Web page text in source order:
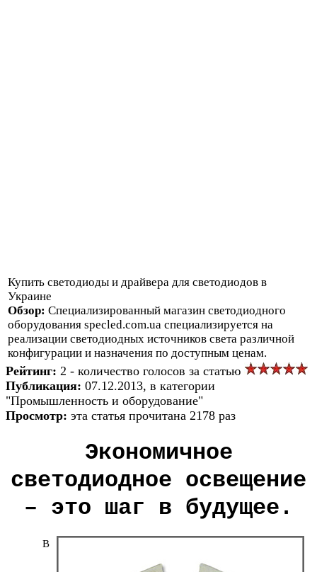
Купить светодиоды и драйвера для светодиодов в
Украине
Обзор: Специализированный магазин светодиодного
оборудования specled.com.ua специализируется на
реализации светодиодных источников света различной
конфигурации и назначения по доступным ценам.
Рейтинг: 2 - количество голосов за статью
Публикация: 07.12.2013, в категории
"Промышленность и оборудование"
Просмотр: эта статья прочитана 2178 раз
Экономичное
светодиодное освещение
– это шаг в будущее.
В